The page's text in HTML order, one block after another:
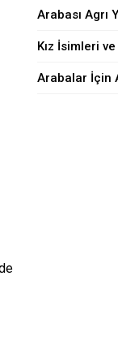
Arabalar İçin